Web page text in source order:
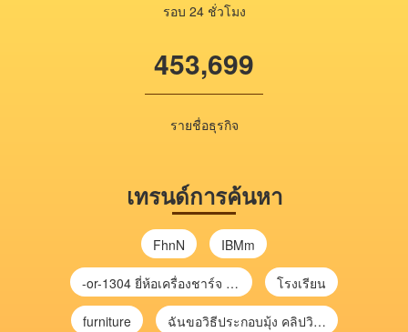
รอบ 24 ชั่วโมง
453,699
รายชื่อธุรกิจ
เทรนด์การค้นหา
FhnN IBMm
-or-1304 ยี่ห้อเครื่องชาร์จ chargecore โรงเรียน
furniture ฉันขอวิธีประกอบมุ้ง คลิปวิดีโอ การประกอบมุ้ง